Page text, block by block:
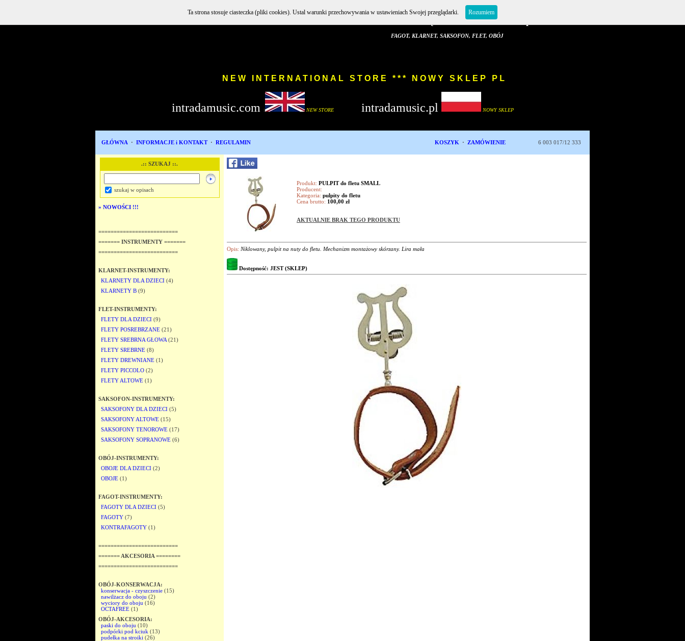
INSTRUMENTY DĘTE DREWNIANE Sklep i Serwis
FAGOT, KLARNET, SAKSOFON, FLET, OBÓJ
NEW INTERNATIONAL STORE *** NOWY SKLEP PL
intradamusic.com i NEW STORE intradamusic.pl NOWY SKLEP
GŁÓWNA · INFORMACJE i KONTAKT · REGULAMIN KOSZYK · ZAMÓWIENIE 6 003 017/12 333
.:: SZUKAJ ::.
szukaj w opisach
» NOWOŚCI !!!
==========================
======= INSTRUMENTY =======
==========================
KLARNET-INSTRUMENTY:
KLARNETY DLA DZIECI (4)
KLARNETY B (9)
FLET-INSTRUMENTY:
FLETY DLA DZIECI (9)
FLETY POSREBRZANE (21)
FLETY SREBRNA GŁOWA (21)
FLETY SREBRNE (8)
FLETY DREWNIANE (1)
FLETY PICCOLO (2)
FLETY ALTOWE (1)
SAKSOFON-INSTRUMENTY:
SAKSOFONY DLA DZIECI (5)
SAKSOFONY ALTOWE (15)
SAKSOFONY TENOROWE (17)
SAKSOFONY SOPRANOWE (6)
OBÓJ-INSTRUMENTY:
OBOJE DLA DZIECI (2)
OBOJE (1)
FAGOT-INSTRUMENTY:
FAGOTY DLA DZIECI (5)
FAGOTY (7)
KONTRAFAGOTY (1)
==========================
======= AKCESORIA ========
==========================
OBÓJ-KONSERWACJA:
konserwacja - czyszczenie (15)
nawilżacz do oboju (2)
wyciory do oboju (16)
OCTAFREE (1)
OBÓJ-AKCESORIA:
paski do oboju (10)
podpórki pod kciuk (13)
pudełka na stroiki (26)
Produkt: PULPIT do fletu SMALL
Producent:
Kategoria: pulpity do fletu
Cena brutto: 100,00 zł
AKTUALNIE BRAK TEGO PRODUKTU
Opis: Niklowany, pulpit na nuty do fletu. Mechanizm montażowy skórzany. Lira mała
Dostępność: JEST (SKLEP)
Ta strona stosuje ciasteczka (pliki cookies). Ustal warunki przechowywania w ustawieniach Swojej przeglądarki. Rozumiem